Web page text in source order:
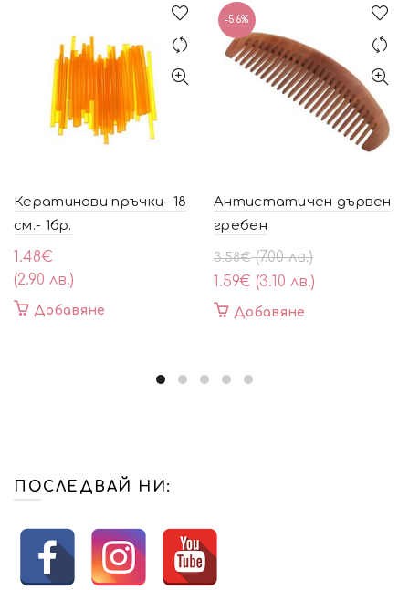
Кератинови пръчки- 18
см.- 1бр.
1.48€
(2.90 лв.)
Добавяне
-56%
Антистатичен дървен
гребен
3.58€ (7.00 лв.)
Original
price
was:
3.58€
1.59€ (3.10 лв.)
Текущата
цена
е:
1.59€
Добавяне
ПОСЛЕДВАЙ НИ: